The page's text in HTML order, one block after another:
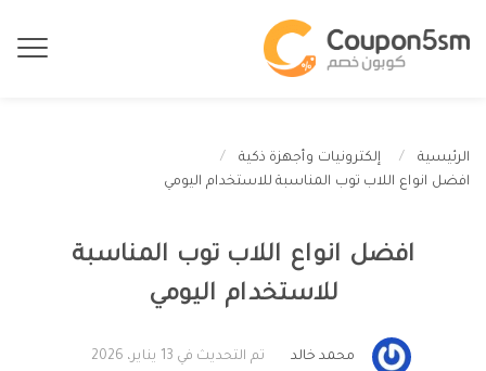
الرئيسية
إلكترونيات وأجهزة ذكية
افضل انواع اللاب توب المناسبة للاستخدام اليومي
افضل انواع اللاب توب المناسبة
للاستخدام اليومي
محمد خالد تم التحديث في 13 يناير، 2026